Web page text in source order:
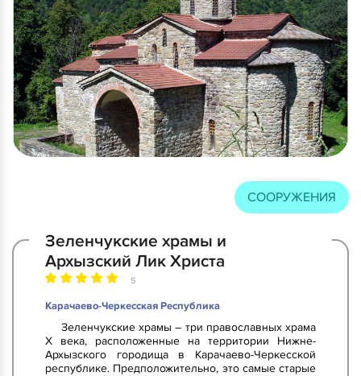
СООРУЖЕНИЯ
Зеленчукские храмы и
Архызский Лик Христа
5
Карачаево-Черкесская Республика
Зеленчукские храмы – три православных храма
X века, расположенные на территории Нижне-
Архызского городища в Карачаево-Черкесской
республике. Предположительно, это самые старые